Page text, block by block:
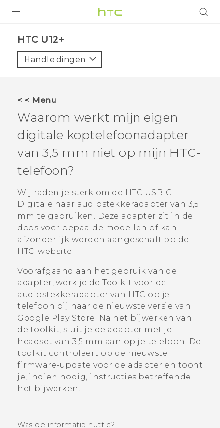
VIVE
AANBIEDINGEN
HTC Club
SUPPORT
HTC-apparaten & -accessoires
VIVERSE
Aanmelden
HTC U12+‎
Handleidingen
< < Menu
Waarom werkt mijn eigen
digitale koptelefoonadapter
van 3,5 mm niet op mijn HTC-
telefoon?
Wij raden je sterk om de HTC USB-C
Digitale naar audiostekkeradapter van 3,5
mm te gebruiken. Deze adapter zit in de
doos voor bepaalde modellen of kan
afzonderlijk worden aangeschaft op de
HTC-website.
Voorafgaand aan het gebruik van de
adapter, werk je de Toolkit voor de
audiostekkeradapter van HTC op je
telefoon bij naar de nieuwste versie van
Google Play Store. Na het bijwerken van
de toolkit, sluit je de adapter met je
headset van 3,5 mm aan op je telefoon. De
toolkit controleert op de nieuwste
firmware-update voor de adapter en toont
je, indien nodig, instructies betreffende
het bijwerken.
Was de informatie nuttig?